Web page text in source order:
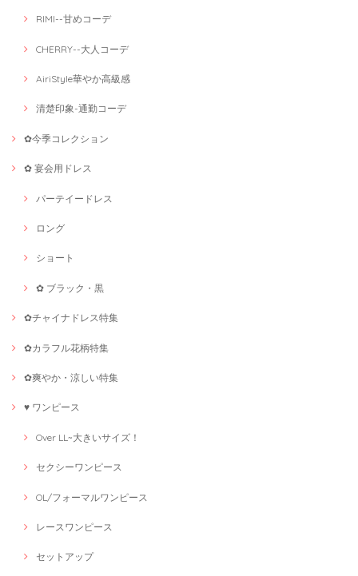
RIMI--甘めコーデ
CHERRY--大人コーデ
AiriStyle華やか高級感
清楚印象-通勤コーデ
✿今季コレクション
✿ 宴会用ドレス
パーテイードレス
ロング
ショート
✿ ブラック・黒
✿チャイナドレス特集
✿カラフル花柄特集
✿爽やか・涼しい特集
♥ ワンピース
Over LL~大きいサイズ！
セクシーワンピース
OL/フォーマルワンピース
レースワンピース
セットアップ